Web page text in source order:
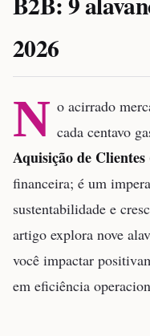
2026
N o acirrado
cada centavo
Aquisição de
financeira; é um
sustentabilidade e
artigo explora nove
você impactar
em eficiência